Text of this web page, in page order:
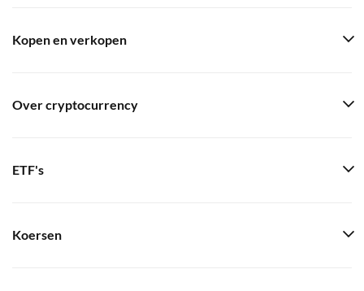
Kopen en verkopen
Over cryptocurrency
ETF's
Koersen